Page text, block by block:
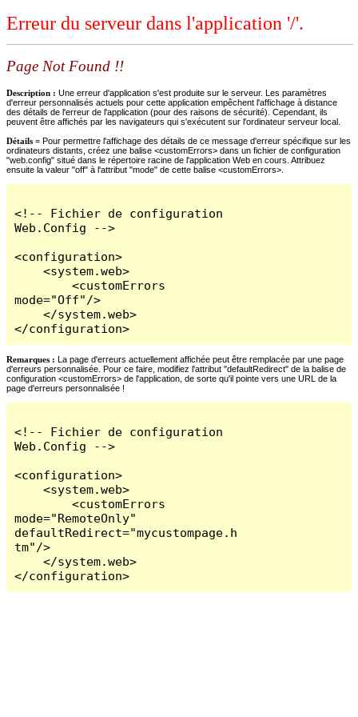
Erreur du serveur dans l'application '/'.
Page Not Found !!
Description : Une erreur d'application s'est produite sur le serveur. Les paramètres
d'erreur personnalisés actuels pour cette application empêchent l'affichage à distance
des détails de l'erreur de l'application (pour des raisons de sécurité). Cependant, ils
peuvent être affichés par les navigateurs qui s'exécutent sur l'ordinateur serveur local.
Détails = Pour permettre l'affichage des détails de ce message d'erreur spécifique sur les
ordinateurs distants, créez une balise <customErrors> dans un fichier de configuration
"web.config" situé dans le répertoire racine de l'application Web en cours. Attribuez
ensuite la valeur "off" à l'attribut "mode" de cette balise <customErrors>.
<!-- Fichier de configuration
Web.Config -->
<configuration>
    <system.web>
        <customErrors
mode="Off"/>
    </system.web>
</configuration>
Remarques : La page d'erreurs actuellement affichée peut être remplacée par une page
d'erreurs personnalisée. Pour ce faire, modifiez l'attribut "defaultRedirect" de la balise de
configuration <customErrors> de l'application, de sorte qu'il pointe vers une URL de la
page d'erreurs personnalisée !
<!-- Fichier de configuration
Web.Config -->
<configuration>
    <system.web>
        <customErrors
mode="RemoteOnly"
defaultRedirect="mycustompage.h
tm"/>
    </system.web>
</configuration>